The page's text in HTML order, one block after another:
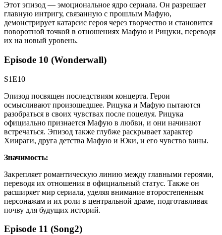
Этот эпизод — эмоциональное ядро сериала. Он разрешает
главную интригу, связанную с прошлым Мафую,
демонстрирует катарсис героя через творчество и становится
поворотной точкой в отношениях Мафую и Рицуки, переводя
их на новый уровень.
Episode 10 (Wonderwall)
S1E10
Эпизод посвящен последствиям концерта. Герои
осмысливают произошедшее. Рицука и Мафую пытаются
разобраться в своих чувствах после поцелуя. Рицука
официально признается Мафую в любви, и они начинают
встречаться. Эпизод также глубже раскрывает характер
Хиираги, друга детства Мафую и Юки, и его чувство вины.
Значимость:
Закрепляет романтическую линию между главными героями,
переводя их отношения в официальный статус. Также он
расширяет мир сериала, уделяя внимание второстепенным
персонажам и их роли в центральной драме, подготавливая
почву для будущих историй.
Episode 11 (Song2)